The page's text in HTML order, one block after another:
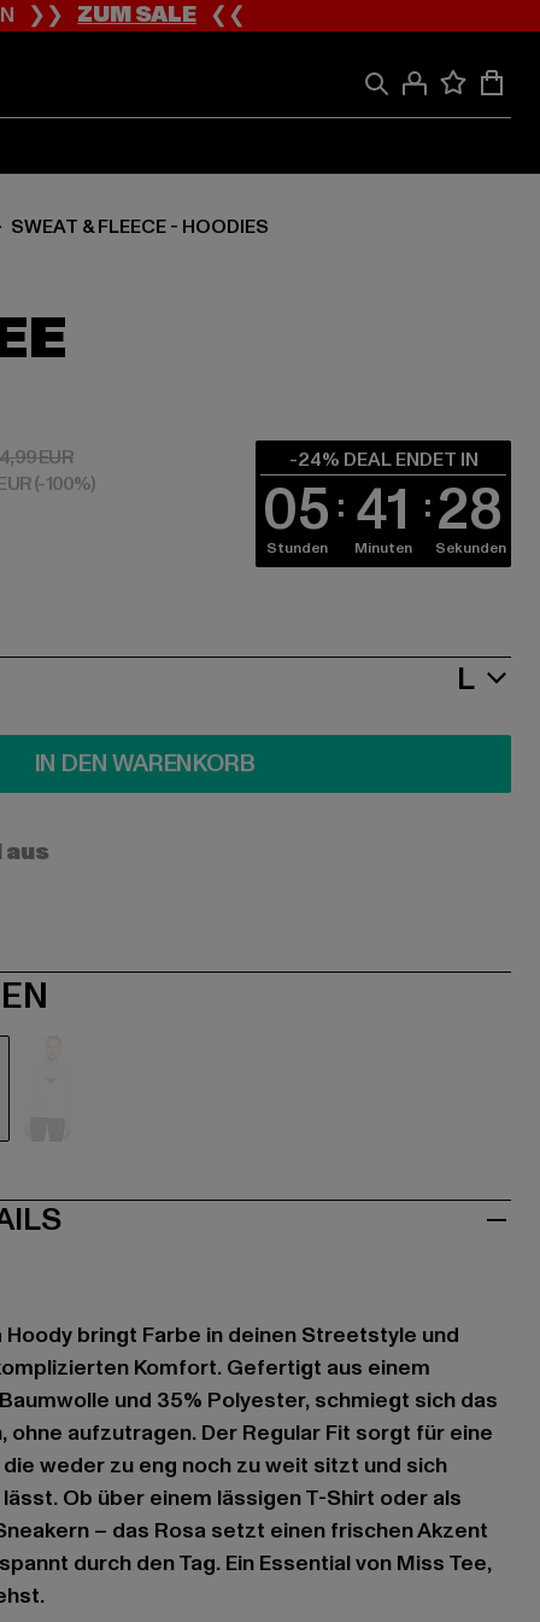
❯❯ZUM SALE❮❮
SWEAT & FLEECE - HOODIES
EUR
EURAktionspreis: 44,99 EUR
(-100%)
-24% DEAL ENDET IN
05
Stunden 41
Minuten 27
Sekunden
L
IN DEN WARENKORB
Hoody bringt Farbe in deinen Streetstyle und
Komfort. Gefertigt aus einem
und 35% Polyester, schmiegt sich das
ohne aufzutragen. Der Regular Fit sorgt für eine
weder zu eng noch zu weit sitzt und sich
Ob über einem lässigen T-Shirt oder als
– das Rosa setzt einen frischen Akzent
durch den Tag. Ein Essential von Miss Tee,